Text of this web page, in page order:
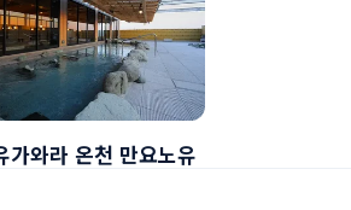
가와라 온천 만요노유